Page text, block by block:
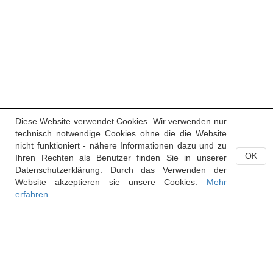
Diese Website verwendet Cookies. Wir verwenden nur
technisch notwendige Cookies ohne die die Website
nicht funktioniert - nähere Informationen dazu und zu
Ihren Rechten als Benutzer finden Sie in unserer
Datenschutzerklärung. Durch das Verwenden der
Website akzeptieren sie unsere Cookies. Mehr
erfahren.
OK